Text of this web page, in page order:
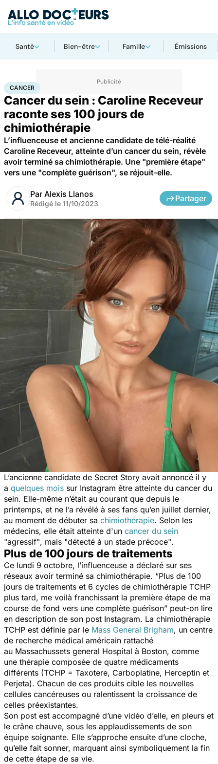
Santé Bien-être Famille Émissions
AccueilSanté Cancer
CANCER
Cancer du sein : Caroline Receveur
raconte ses 100 jours de
chimiothérapie
L’influenceuse et ancienne candidate de télé-réalité
Caroline Receveur, atteinte d’un cancer du sein, révèle
avoir terminé sa chimiothérapie. Une "première étape"
vers une "complète guérison", se réjouit-elle.
Par Alexis Llanos
Rédigé le 11/10/2023
Partager
L’ancienne candidate de Secret Story avait annoncé il y
a quelques mois sur Instagram être atteinte du cancer du
sein. Elle-même n’était au courant que depuis le
printemps, et ne l’a révélé à ses fans qu’en juillet dernier,
au moment de débuter sa chimiothérapie. Selon les
médecins, elle était atteinte d'un cancer du sein
"agressif", mais "détecté à un stade précoce".
Plus de 100 jours de traitements
Ce lundi 9 octobre, l’influenceuse a déclaré sur ses
réseaux avoir terminé sa chimiothérapie. “Plus de 100
jours de traitements et 6 cycles de chimiothérapie TCHP
plus tard, me voilà franchissant la première étape de ma
course de fond vers une complète guérison” peut-on lire
en description de son post Instagram. La chimiothérapie
TCHP est définie par le Mass General Brigham, un centre
de recherche médical américain rattaché
au Massachussets general Hospital à Boston, comme
une thérapie composée de quatre médicaments
différents (TCHP = Taxotere, Carboplatine, Herceptin et
Perjeta). Chacun de ces produits cible les nouvelles
cellules cancéreuses ou ralentissent la croissance de
celles préexistantes.
Son post est accompagné d’une vidéo d’elle, en pleurs et
le crâne chauve, sous les applaudissements de son
équipe soignante. Elle s’approche ensuite d’une cloche,
qu’elle fait sonner, marquant ainsi symboliquement la fin
de cette étape de sa vie.